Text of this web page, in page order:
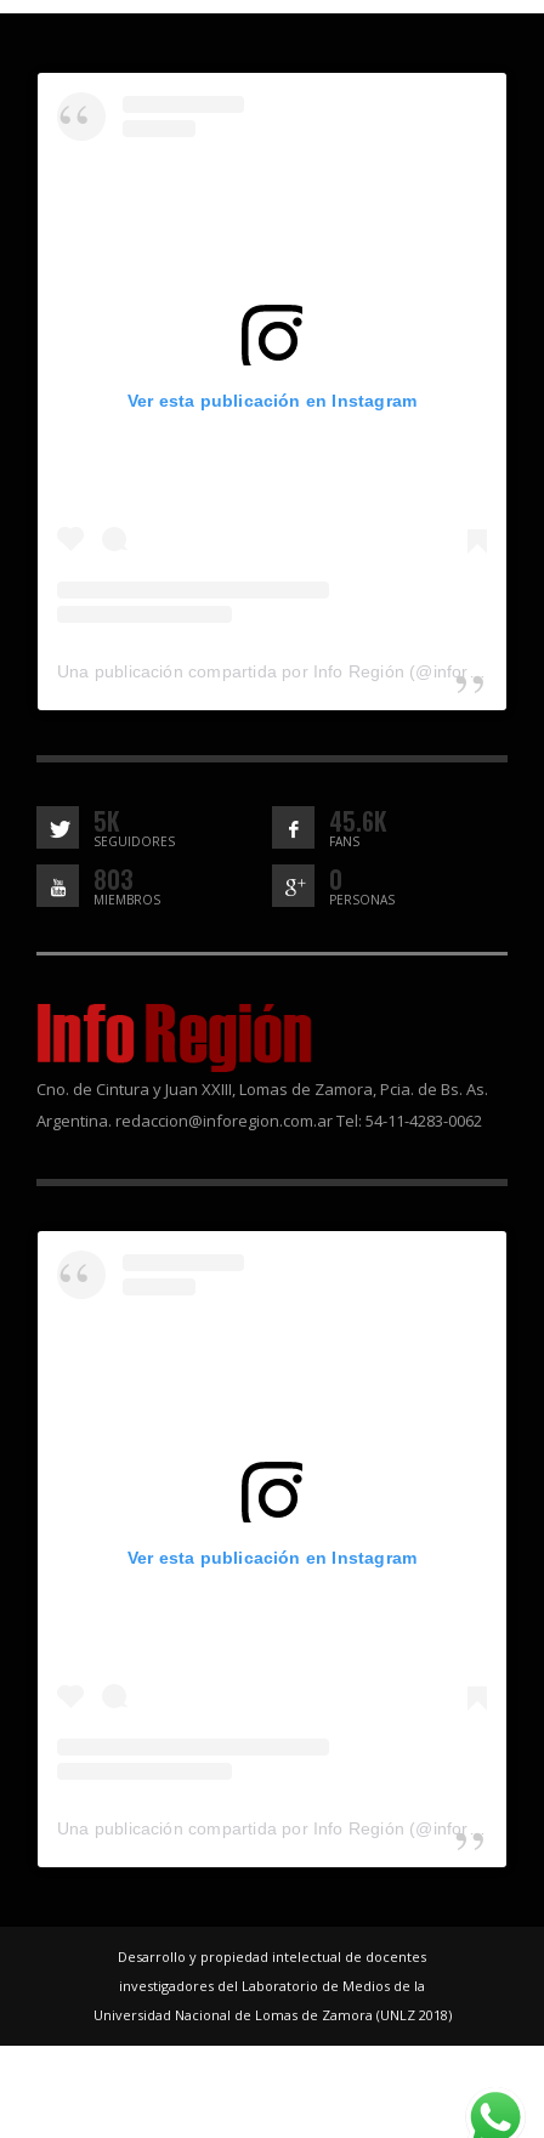
Ver esta publicación en Instagram
5K
SEGUIDORES
45.6K
FANS
803
MIEMBROS
0
PERSONAS
Cno. de Cintura y Juan XXIII, Lomas de Zamora, Pcia. de Bs. As.
Argentina. redaccion@inforegion.com.ar Tel: 54-11-4283-0062
Ver esta publicación en Instagram
Desarrollo y propiedad intelectual de docentes
investigadores del Laboratorio de Medios de la
Universidad Nacional de Lomas de Zamora (UNLZ 2018)